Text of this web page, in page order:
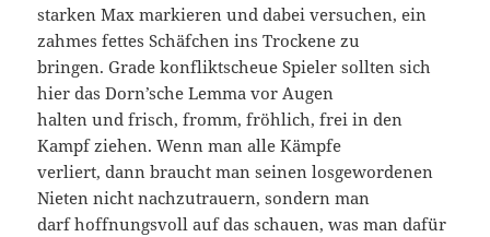
starken Max markieren und dabei versuchen, ein
zahmes fettes Schäfchen ins Trockene zu
bringen. Grade konfliktscheue Spieler sollten sich
hier das Dorn’sche Lemma vor Augen
halten und frisch, fromm, fröhlich, frei in den
Kampf ziehen. Wenn man alle Kämpfe
verliert, dann braucht man seinen losgewordenen
Nieten nicht nachzutrauern, sondern man
darf hoffnungsvoll auf das schauen, was man dafür